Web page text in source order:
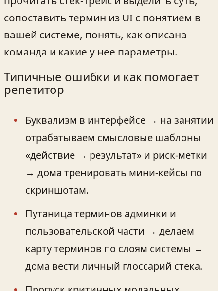
сопоставить термин из UI с понятием в
вашей системе, понять, как описана
команда и какие у нее параметры.
Типичные ошибки и как помогает
репетитор
Буквализм в интерфейсе → на занятии
отрабатываем смысловые шаблоны
«действие → результат» и риск‑метки
→ дома тренировать мини‑кейсы по
скриншотам.
Путаница терминов админки и
пользовательской части → делаем
карту терминов по слоям системы →
дома вести личный глоссарий стека.